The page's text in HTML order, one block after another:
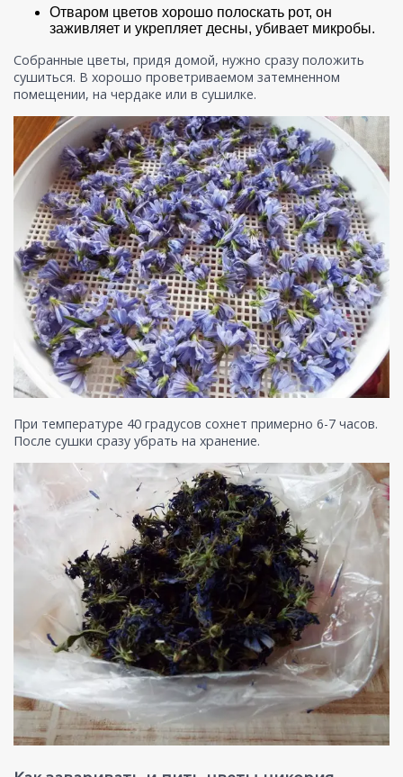
Отваром цветов хорошо полоскать рот, он
заживляет и укрепляет десны, убивает микробы.
Собранные цветы, придя домой, нужно сразу положить
сушиться. В хорошо проветриваемом затемненном
помещении, на чердаке или в сушилке.
При температуре 40 градусов сохнет примерно 6-7 часов.
После сушки сразу убрать на хранение.